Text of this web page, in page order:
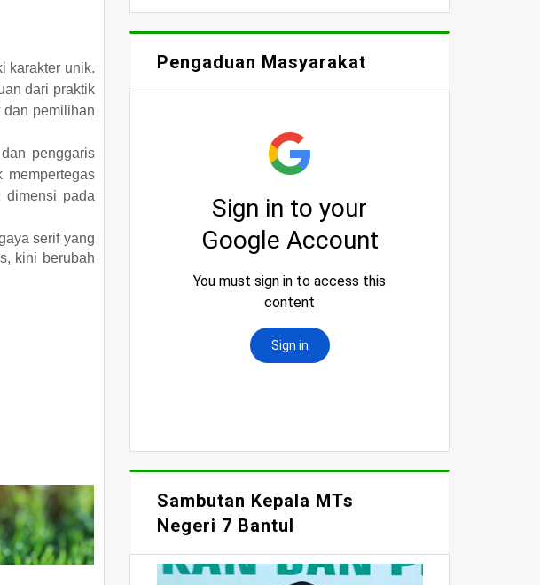
karakter unik.
dari praktik
dan pemilihan
penggaris
mempertegas
dimensi pada
serif yang
kini berubah
Pengaduan Masyarakat
Sambutan Kepala MTs
Negeri 7 Bantul